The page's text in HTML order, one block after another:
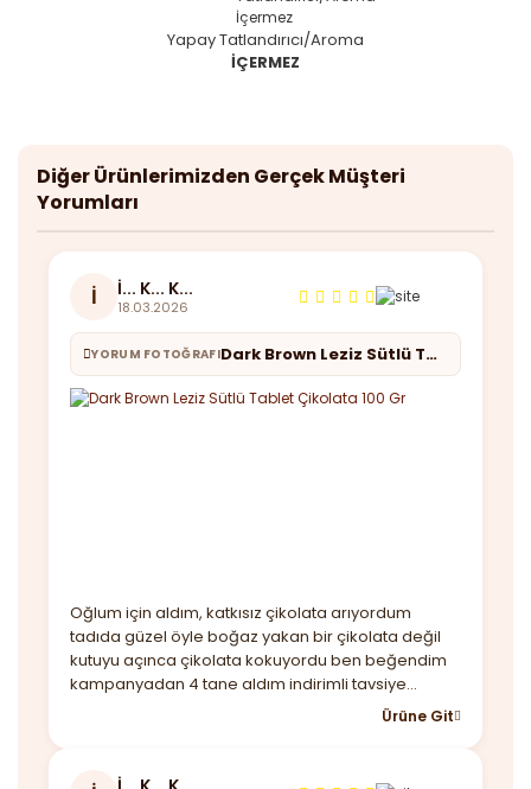
Yapay Tatlandırıcı/Aroma
İÇERMEZ
Diğer Ürünlerimizden Gerçek Müşteri
Yorumları
İ İ... K... K...
18.03.2026
YORUM FOTOĞRAFI Dark Brown Leziz Sütlü Tablet Çikolata 100 Gr
Oğlum için aldım, katkısız çikolata arıyordum
tadıda güzel öyle boğaz yakan bir çikolata değil
kutuyu açınca çikolata kokuyordu ben beğendim
kampanyadan 4 tane aldım indirimli tavsiye
Ürüne Git